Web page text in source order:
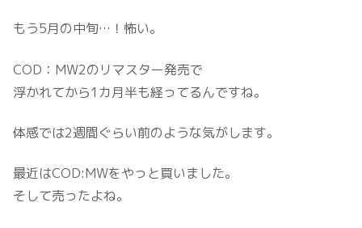
もう5月の中旬…！怖い。
COD：MW2のリマスター発売で
浮かれてから1カ月半も経ってるんですね。
体感では2週間ぐらい前のような気がします。
最近はCOD:MWをやっと買いました。
そして売ったよね。